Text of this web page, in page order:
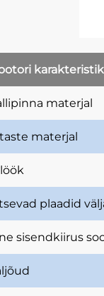
materjal
materjal
plaadid
sisendkiirus